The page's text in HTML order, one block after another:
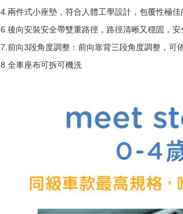
4.兩件式小座墊，符合人體工學設計，包覆性極
6.後向安裝安全帶雙重路徑，路徑清晰又穩固，安
7.前向3段角度調整：前向靠背三段角度調整，可
8.全車座布可拆可機洗